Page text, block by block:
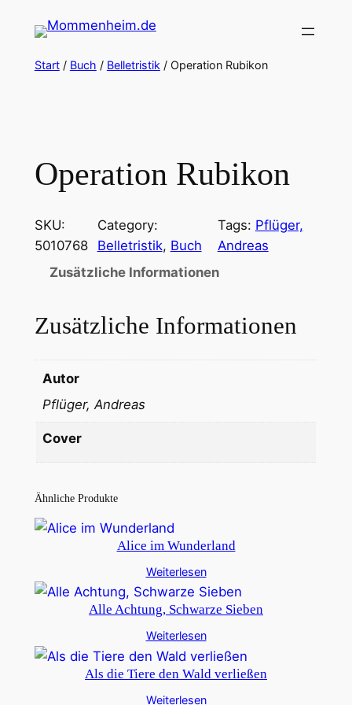
Inhalt
springen
Start/ Buch / Belletristik / Operation Rubikon
Operation Rubikon
SKU:
5010768
Category:
Belletristik, Buch
Tags: Pflüger,
Andreas
Zusätzliche Informationen
Zusätzliche Informationen
Autor
Pflüger, Andreas
Cover
Ähnliche Produkte
Alice im Wunderland
Weiterlesen
Alle Achtung, Schwarze Sieben
Weiterlesen
Als die Tiere den Wald verließen
Weiterlesen